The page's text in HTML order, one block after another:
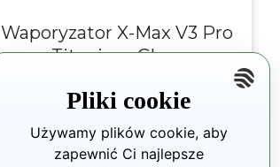
Waporyzator X-Max V3 Pro
Titanium Glass
Wybierz opcje
Pliki cookie
Używamy plików cookie, aby
zapewnić Ci najlepsze